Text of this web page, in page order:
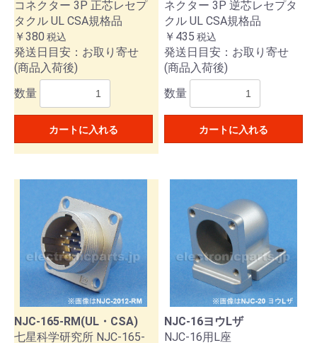
コネクター 3P 正芯レセプ
タクル UL CSA規格品
￥380 税込
発送日目安：お取り寄せ
(商品入荷後)
数量
カートに入れる
ネクター 3P 逆芯レセプタ
クル UL CSA規格品
￥435 税込
発送日目安：お取り寄せ
(商品入荷後)
数量
カートに入れる
NJC-165-RM(UL・CSA)
七星科学研究所 NJC-165-
NJC-16ヨウLザ
NJC-16用L座